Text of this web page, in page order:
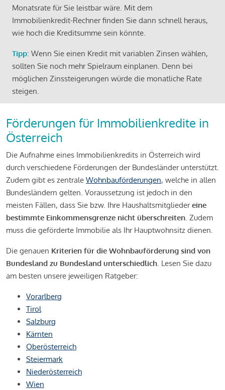
Monatsrate für Sie leistbar wäre. Mit dem
Immobilienkredit-Rechner finden Sie dann schnell heraus,
wie hoch die Kreditsumme sein könnte.
Tipp: Wenn Sie einen Kredit mit variablen Zinsen wählen,
sollten Sie noch mehr Spielraum einplanen. Denn bei
möglichen Zinssteigerungen würde die monatliche Rate
steigen.
Förderungen für Immobilienkredite in
Österreich
Die Aufnahme eines Immobilienkredits in Österreich wird
durch verschiedene Förderungen der Bundesländer unterstützt.
Zudem gibt es zentrale Wohnbauförderungen, welche in allen
Bundesländern gelten. Voraussetzung ist jedoch in den
meisten Fällen, dass Sie bzw. Ihre Haushaltsmitgliedereine
bestimmte Einkommensgrenze nicht überschreiten. Zudem
muss die geförderte Immobilie als Ihr Hauptwohnsitz dienen.
Die genauen Kriterien für die Wohnbauförderung sind von
Bundesland zu Bundesland unterschiedlich. Lesen Sie dazu
am besten unsere jeweiligen Ratgeber:
Vorarlberg
Tirol
Salzburg
Kärnten
Oberösterreich
Steiermark
Niederösterreich
Wien